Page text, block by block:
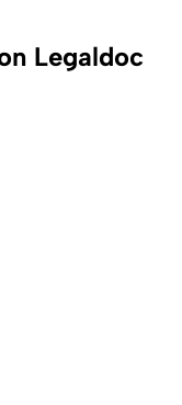
Legaldoc